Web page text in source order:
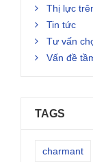
Thị lực
Tin tức
Tư vấn
Vấn đề
TAGS
charmant